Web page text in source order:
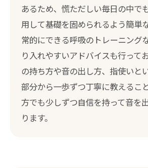
あるため、慌ただしい毎日の中で
用して基礎を固められるよう簡単
常的にできる呼吸のトレーニング
り入れやすいアドバイスも行って
の持ち方や音の出し方、指使いと
部分から一歩ずつ丁寧に教えるこ
方でも少しずつ自信を持って音を
ります。